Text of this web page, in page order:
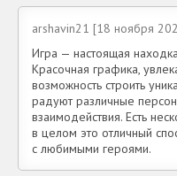
arshavin21 [18 ноября
Игра — настоящая
Красочная графика,
возможность строить
радуют различные
взаимодействия. Есть
в целом это отличный
с любимыми героями.